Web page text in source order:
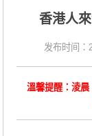
香港人
发布时间：
溫馨提醒：淩